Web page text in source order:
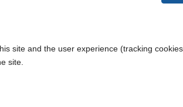
site and the user experience (tracking
site.